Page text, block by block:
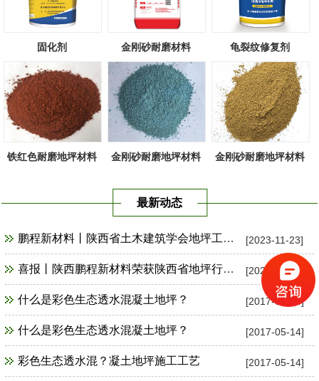
固化剂 金刚砂耐磨材料 龟裂纹修复剂
铁红色耐磨地坪材料
金刚砂耐磨地坪材料
金刚砂耐磨地坪材料
最新动态
[2023-11-23]
鹏程新材料丨陕西省土木建筑学会地坪工程技术专业委员会祝贺陕十建汉中市（崔家营社区）项目观摩会圆满成功！
[2023-09-27]
喜报丨陕西鹏程新材料荣获陕西省地坪行业优秀材料供应商、年度最佳贡献奖！
[2017-05-14]
什么是彩色生态透水混凝土地坪？
[2017-05-14]
什么是彩色生态透水混凝土地坪？
[2017-05-14]
彩色生态透水混？凝土地坪施工工艺